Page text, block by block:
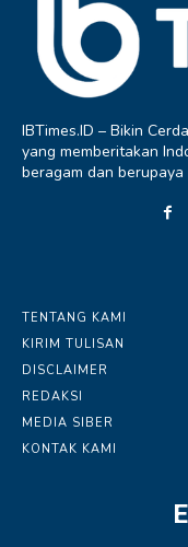
IBTimes.ID – Bikin
yang memberitakan
beragam dan
TENTANG KAMI
KIRIM TULISAN
DISCLAIMER
REDAKSI
MEDIA SIBER
KONTAK KAMI